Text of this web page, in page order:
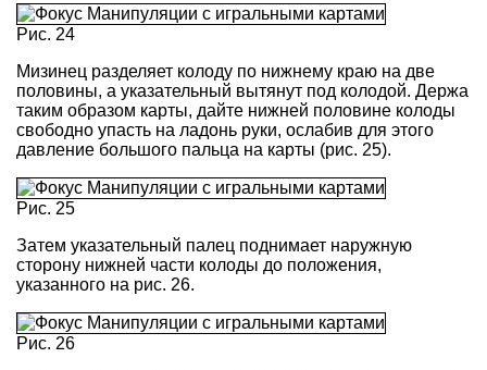
Рис. 24
Мизинец разделяет колоду по нижнему краю на две
половины, а указательный вытянут под колодой. Держа
таким образом карты, дайте нижней половине колоды
свободно упасть на ладонь руки, ослабив для этого
давление большого пальца на карты (рис. 25).
Рис. 25
Затем указательный палец поднимает наружную
сторону нижней части колоды до положения,
указанного на рис. 26.
Рис. 26